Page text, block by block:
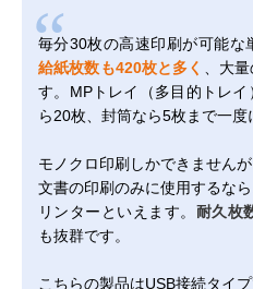
毎分30枚の高速印刷が可能な
給紙枚数も420枚と多く
、大
す。MPトレイ（多目的トレ
ら20枚、封筒なら5枚まで一度
モノクロ印刷しかできませんが
文書の印刷のみに使用するな
リンターといえます。 耐久枚
も抜群です。
こちらの製品はUSB接続タイ